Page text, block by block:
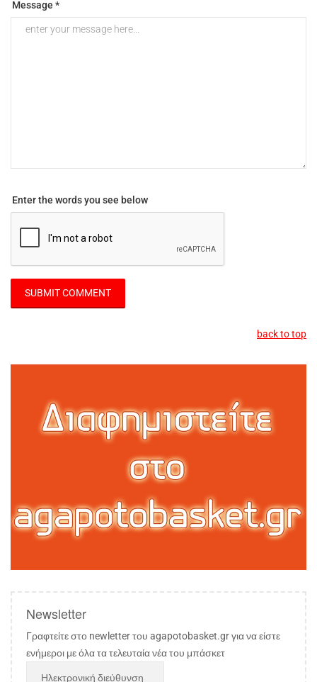
Message *
Enter the words you see below
back to top
Newsletter
Γραφτείτε στο newletter του agapotobasket.gr για να είστε
ενήμεροι με όλα τα τελευταία νέα του μπάσκετ